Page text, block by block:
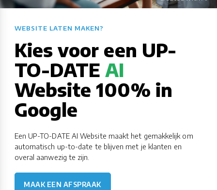
WEBSITE LATEN MAKEN?​​​​​​​​​​​​​​
Kies voor een UP-
TO-DATE AI
Website 100% in
Google
Een UP-TO-DATE AI Website maakt het gemakkelijk om
automatisch up-to-date te blijven met je klanten en
overal aanwezig te zijn.
MAAK EEN AFSPRAAK